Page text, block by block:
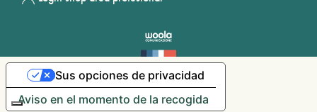
Aviso en el momento de la recogida
Sus opciones de privacidad